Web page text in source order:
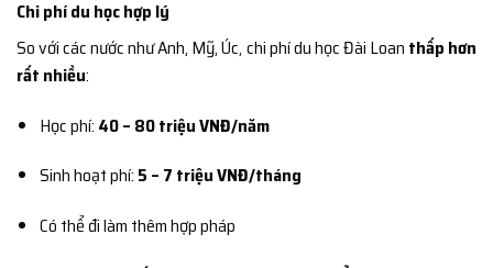
Chi phí du học hợp lý
So với các nước như Anh, Mỹ, Úc, chi phí du học Đài Loan thấp hơn
rất nhiều:
Học phí: 40 – 80 triệu VNĐ/năm
Sinh hoạt phí: 5 – 7 triệu VNĐ/tháng
Có thể đi làm thêm hợp pháp